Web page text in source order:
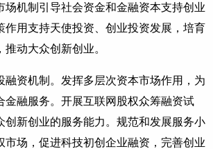
场机制引导社会资金和金融资本支持创业
作用支持天使投资、创业投资发展，培育
动大众创新创业。
资机制。发挥多层次资本市场作用，为
金融服务。开展互联网股权众筹融资试
创新创业的服务能力。规范和发展服务小
市场，促进科技初创企业融资，完善创业